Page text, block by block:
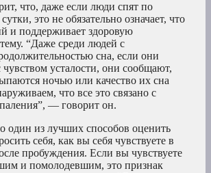
что, даже если люди спят по
это не обязательно означает, что
и поддерживает здоровую
“Даже среди людей с
сна, если они
усталости, они сообщают,
ночью или качество их сна
что все это связано с
— говорит он.
один из лучших способов оценить
себя, как вы себя чувствуете в
пробуждения. Если вы чувствуете
и помолодевшим, это признак